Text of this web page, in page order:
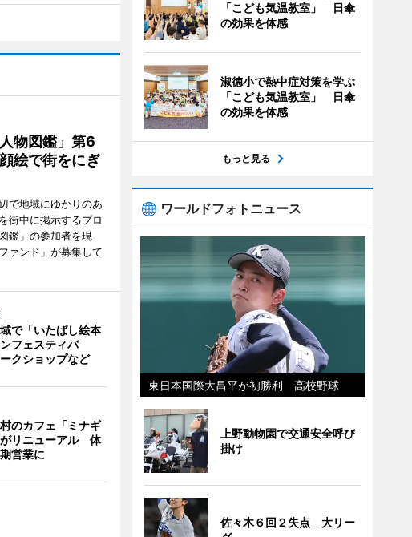
物図鑑」第6
絵で街をにぎ
で地域にゆかりのあ
街中に掲示するプロ
鑑」の参加者を現
ァンド」が募集して
で「いたばし絵本
フェスティバ
クショップなど
のカフェ「ミナギ
がリニューアル 体
営業に
「こども気温教室」 日傘
の効果を体感
淑徳小で熱中症対策を学ぶ
「こども気温教室」 日傘
の効果を体感
もっと見る
ワールドフォトニュース
東日本国際大昌平が初勝利 高校野球
上野動物園で交通安全呼び
掛け
佐々木６回２失点 大リー